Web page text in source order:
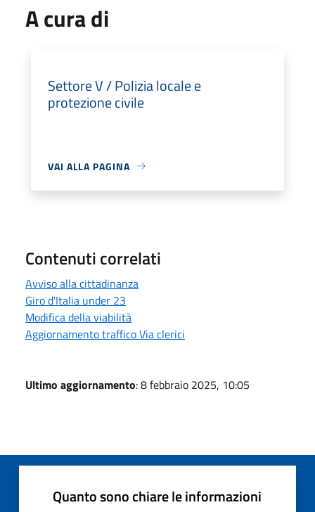
A cura di
Settore V / Polizia locale e
protezione civile
VAI ALLA PAGINA
Contenuti correlati
Avviso alla cittadinanza
Giro d'Italia under 23
Modifica della viabilità
Aggiornamento traffico Via clerici
Ultimo aggiornamento: 8 febbraio 2025, 10:05
Quanto sono chiare le informazioni